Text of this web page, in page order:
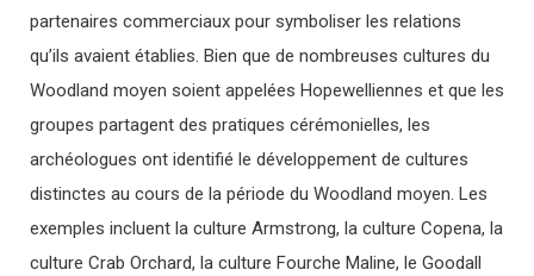
partenaires commerciaux pour symboliser les relations
qu’ils avaient établies. Bien que de nombreuses cultures du
Woodland moyen soient appelées Hopewelliennes et que les
groupes partagent des pratiques cérémonielles, les
archéologues ont identifié le développement de cultures
distinctes au cours de la période du Woodland moyen. Les
exemples incluent la culture Armstrong, la culture Copena, la
culture Crab Orchard, la culture Fourche Maline, le Goodall